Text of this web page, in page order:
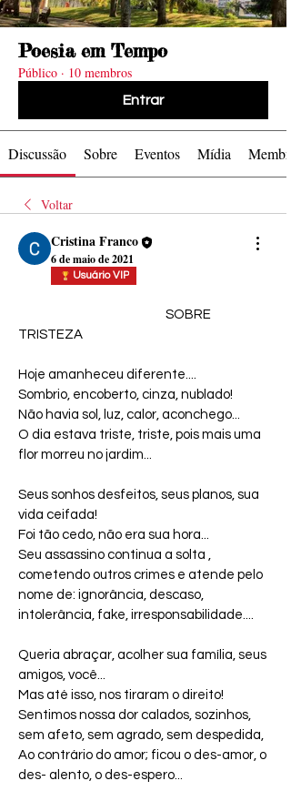
Série TV
Série TV
Série TV
Série TV
levam as
Ondas
Cinema
Cinema
Cinema
Foto by
Zacky
Barreto
Série TV
Série TV
Série TV
Série TV
levam as
Ondas
Cinema
Cinema
Cinema
Foto by
Zacky
Barreto
Poesia em Tempo
Público · 10 membros
Entrar
Discussão Sobre Eventos Mídia
Voltar
Cristina Franco
6 de maio de 2021
Usuário VIP
TRISTEZA
Hoje amanheceu diferente....
Sombrio, encoberto, cinza, nublado!
Não havia sol, luz, calor, aconchego...
O dia estava triste, triste, pois mais uma
flor morreu no jardim...
Seus sonhos desfeitos, seus planos, sua
vida ceifada!
Foi tão cedo, não era sua hora...
Seu assassino continua a solta ,
cometendo outros crimes e atende pelo
nome de: ignorância, descaso,
intolerância, fake, irresponsabilidade....
Queria abraçar, acolher sua família, seus
amigos, você...
Mas até isso, nos tiraram o direito!
Sentimos nossa dor calados, sozinhos,
sem afeto, sem agrado, sem despedida,
Ao contrário do amor; ficou o des-amor, o
des- alento, o des-espero...